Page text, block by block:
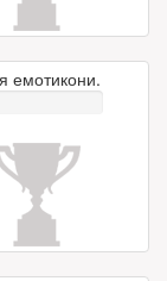
емотикони.